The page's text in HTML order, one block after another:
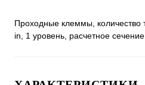
Проходные клеммы,
in, 1 уровень, расчетное